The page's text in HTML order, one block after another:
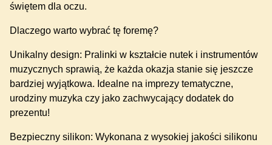
świętem dla oczu.
Dlaczego warto wybrać tę foremę?
Unikalny design: Pralinki w kształcie nutek i instrumentów
muzycznych sprawią, że każda okazja stanie się jeszcze
bardziej wyjątkowa. Idealne na imprezy tematyczne,
urodziny muzyka czy jako zachwycający dodatek do
prezentu!
Bezpieczny silikon: Wykonana z wysokiej jakości silikonu